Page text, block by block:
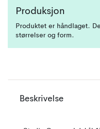
Produksjon
Produktet er håndlaget.
størrelser og form.
Beskrivelse